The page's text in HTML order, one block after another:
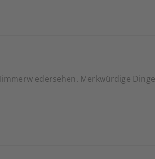
Merkwürdige Dinge